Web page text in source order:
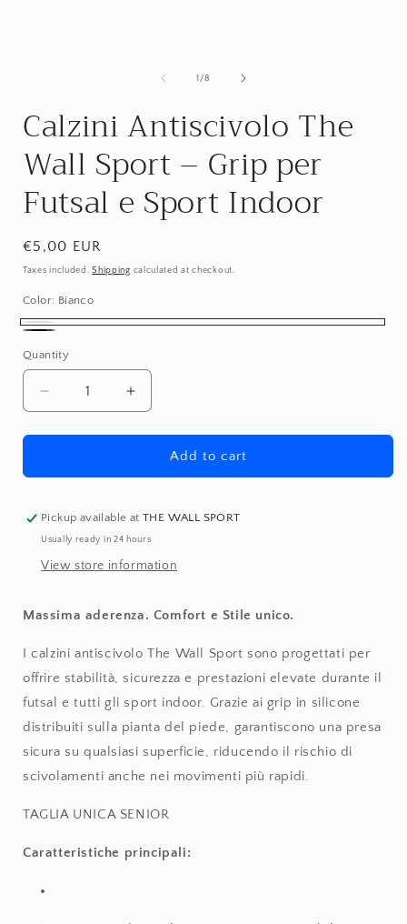
1 /of
8
Calzini Antiscivolo The
Wall Sport – Grip per
Futsal e Sport Indoor
Regular
price
€5,00 EUR
Taxes included.Shipping calculated at checkout.
Color: Bianco
Bianco
Quantity
Quantity
Decrease
quantity
for
Antiscivolo
Wall
Sport
Grip
Futsal
Sport
Increase
quantity
for
Calzini
Antiscivolo
Wall
Grip
Futsal
Sport
Add to cart
Pickup available atTHE WALL SPORT
Usually ready in 24 hours
View store information
Massima aderenza. Comfort e Stile unico.
I calzini antiscivolo The Wall Sport sono progettati per
offrire stabilità, sicurezza e prestazioni elevate durante il
futsal e tutti gli sport indoor. Grazie ai grip in silicone
distribuiti sulla pianta del piede, garantiscono una presa
sicura su qualsiasi superficie, riducendo il rischio di
scivolamenti anche nei movimenti più rapidi.
TAGLIA UNICA SENIOR
Caratteristiche principali: